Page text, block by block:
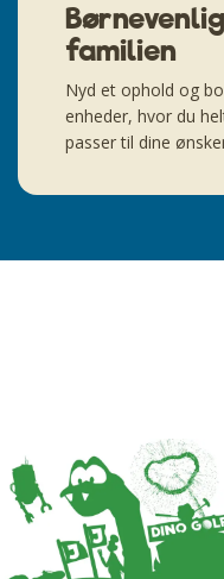
familien
Nyd et ophold og
enheder, hvor du
passer til dine